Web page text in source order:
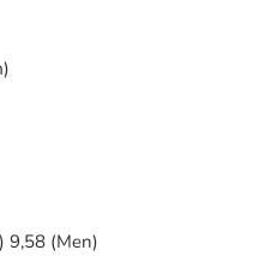
9,58 (Men)